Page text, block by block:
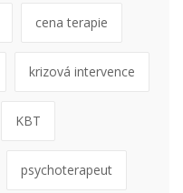
cena terapie
krizová intervence
KBT
psychoterapeut